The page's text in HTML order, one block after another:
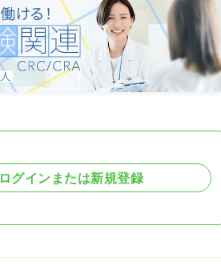
ログインまたは新規登録